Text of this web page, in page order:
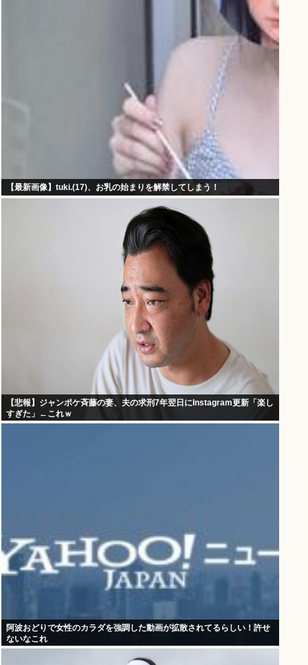
【最新画像】tuki.(17)、お乳の始まりを解禁してしまう！
【悲報】ジャンポケ斉藤の妻、夫の求刑7年翌日にInstagram更新「楽し
すぎた」←これｗ
阿波おどりで女性のカラダを強調した動画が拡散されてるらしい！許せ
ないなこれ